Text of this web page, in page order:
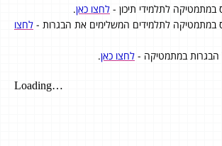
לתלמידי תיכון - לחצו כאן.
לתלמידים המשלימים את הבגרות - לחצו
הבגרות במתמטיקה - לחצו כאן.